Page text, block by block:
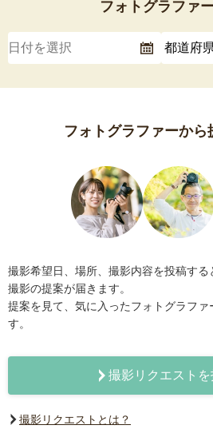
フォトグラファ
フォトグラファーから
撮影希望日、場所、撮影内容を投稿す
撮影の提案が届きます。
提案を見て、気に入ったフォトグラフ
す。
撮影リクエストを
撮影リクエストとは？